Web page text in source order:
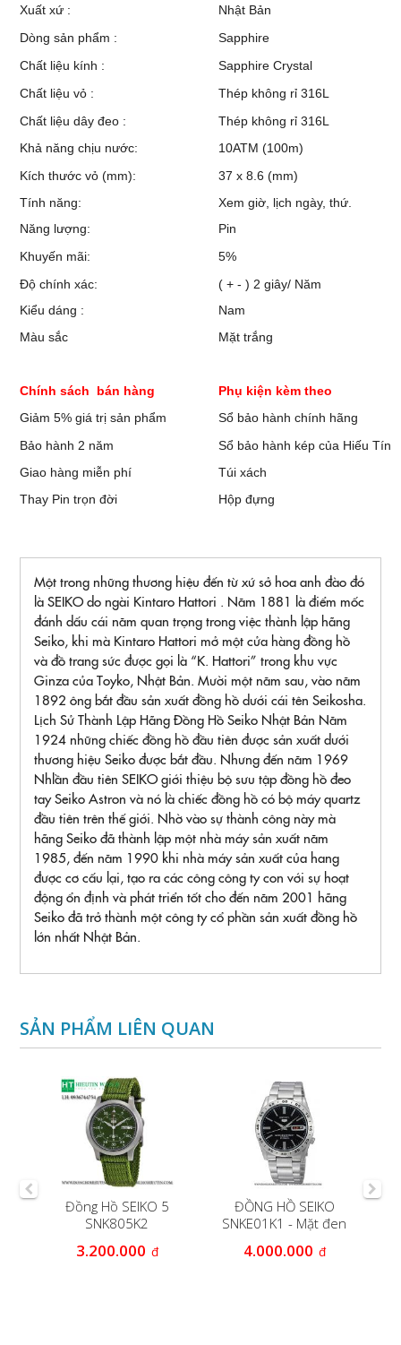
Xuất xứ :
Nhật Bản
Dòng sản phẩm :
Sapphire
Chất liệu kính :
Sapphire Crystal
Chất liệu vỏ :
Thép không rỉ 316L
Chất liệu dây đeo :
Thép không rỉ 316L
Khả năng chịu nước:
10ATM (100m)
Kích thước vỏ (mm):
37 x 8.6 (mm)
Tính năng:
Xem giờ, lịch ngày, thứ.
Năng lượng:
Pin
Khuyến mãi:
5%
Độ chính xác:
( + - ) 2 giây/ Năm
Kiểu dáng :
Nam
Màu sắc
Mặt trắng
Chính sách bán hàng
Phụ kiện kèm theo
Giảm 5% giá trị sản phẩm
Sổ bảo hành chính hãng
Bảo hành 2 năm
Sổ bảo hành kép của Hiếu Tín
Giao hàng miễn phí
Túi xách
Thay Pin trọn đời
Hộp đựng
Một trong những thương hiệu đến từ xứ sở hoa anh đào đó
là SEIKO do ngài Kintaro Hattori . Năm 1881 là điểm mốc
đánh dấu cái năm quan trọng trong việc thành lập hãng
Seiko, khi mà Kintaro Hattori mở một cửa hàng đồng hồ
và đồ trang sức được gọi là “K. Hattori” trong khu vực
Ginza của Toyko, Nhật Bản. Mười một năm sau, vào năm
1892 ông bắt đầu sản xuất đồng hồ dưới cái tên Seikosha.
Lịch Sử Thành Lập Hãng Đồng Hồ Seiko Nhật Bản Năm
1924 những chiếc đồng hồ đầu tiên được sản xuất dưới
thương hiệu Seiko được bắt đầu. Nhưng đến năm 1969
Nhlần đầu tiên SEIKO giới thiệu bộ sưu tập đồng hồ đeo
tay Seiko Astron và nó là chiếc đồng hồ có bộ máy quartz
đầu tiên trên thế giới. Nhờ vào sự thành công này mà
hãng Seiko đã thành lập một nhà máy sản xuất năm
1985, đến năm 1990 khi nhà máy sản xuất của hang
được cơ cấu lại, tạo ra các công công ty con với sự hoạt
động ổn định và phát triển tốt cho đến năm 2001 hãng
Seiko đã trở thành một công ty cổ phần sản xuất đồng hồ
lớn nhất Nhật Bản.
SẢN PHẨM LIÊN QUAN
Đồng Hồ SEIKO 5
SNK805K2
3.200.000 đ
ĐỒNG HỒ SEIKO
SNKE01K1 - Mặt đen
4.000.000 đ